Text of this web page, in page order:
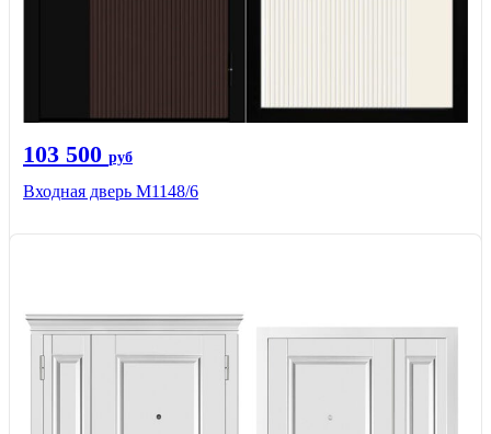
103 500 руб
Входная дверь М1148/6